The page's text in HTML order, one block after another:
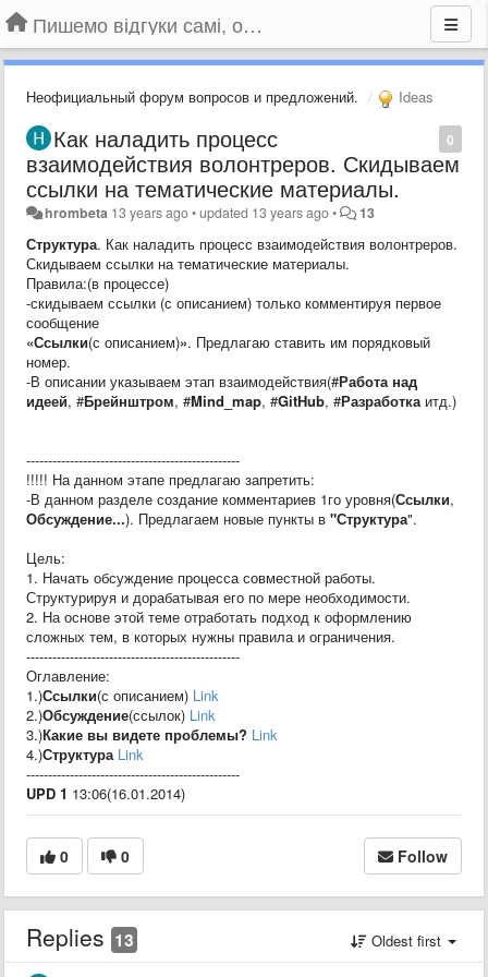
Пишемо відгуки самі, обговорюємо інші ідеї та пропозиції до Громадського Телебачення
Неофициальный форум вопросов и предложений. Ideas
0
Как наладить процесс
взаимодействия волонтреров. Скидываем
ссылки на тематические материалы.
hrombeta 13 years ago•updated 13 years ago• 13
Структура. Как наладить процесс взаимодействия волонтреров.
Скидываем ссылки на тематические материалы.
Правила:(в процессе)
-скидываем ссылки (с описанием) только комментируя первое
сообщение
«Ссылки(с описанием)». Предлагаю ставить им порядковый
номер.
-В описании указываем этап взаимодействия(#Работа над
идеей, #Брейнштром, #Mind_map, #GitHub, #Разработка итд.)
-------------------------------------------------
!!!!! На данном этапе предлагаю запретить:
-В данном разделе создание комментариев 1го уровня(Ссылки,
Обсуждение...). Предлагаем новые пункты в "Структура".
Цель:
1. Начать обсуждение процесса совместной работы.
Структурируя и дорабатывая его по мере необходимости.
2. На основе этой теме отработать подход к оформлению
сложных тем, в которых нужны правила и ограничения.
-------------------------------------------------
Оглавление:
1.)Ссылки(с описанием) Link
2.)Обсуждение(ссылок) Link
3.)Какие вы видете проблемы? Link
4.)Структура Link
-------------------------------------------------
UPD 1 13:06(16.01.2014)
0 0 Follow
Replies 13 Oldest first